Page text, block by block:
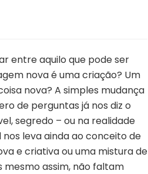
entre aquilo que pode ser
nova é uma criação? Um
nova? A simples mudança
de perguntas já nos diz o
segredo – ou na realidade
leva ainda ao conceito de
e criativa ou uma mistura de
assim, não faltam